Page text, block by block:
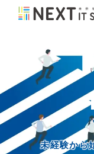
未経験から